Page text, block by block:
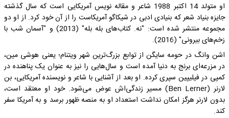
او متولد 14 اکتبر 1988 شاعر و مقاله نویس آمریکایی است که سال گذشته
جایزه بنیاد شعر که بنیادی ادبی در شیکاگو آمریکاست را از آن خود کرد. از او دو
مجموعه منتشر شده است: "نه. کتاب‌های بله بله" (2013) و "آسمان شب با
زخم‌های بیرونی" (2016).
اشن وانگ در حومه سایگن از توابع بزرگ‌ترین شهر ویتنام؛ یعنی هوشی مین،
در مزرعه‌ای برنج به دنیا آمده است و سال‌هایی را نیز به عنوان یک پناهنده در
کمپی در فیلیپین سپری کرده. او بعد از آشنایی با شاعر و نویسنده آمریکایی، بن
لارنر (Ben Lerner) مسیر زندگی‌اش عوض می‌شود. خود او معتقد است،
بدون لارنر هرگز امکان نداشت استعداد او به منصه ظهور برسد و به آمریکا سفر
کند.